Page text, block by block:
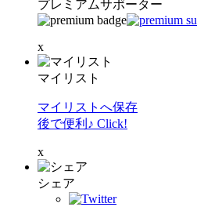
プレミアムサポーター
x
マイリスト
マイリストへ保存
後で便利♪ Click!
x
シェア